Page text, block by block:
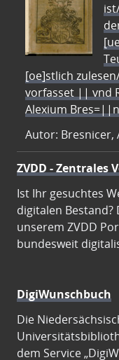
[oe]stlich
vorfasset || vnd
Alexium
Autor: Bresnicer,
ZVDD - Zentrales
Ist Ihr gesuchtes
digitalen Bestand?
unserem ZVDD
bundesweit
DigiWunschbuch
Die
dem Service